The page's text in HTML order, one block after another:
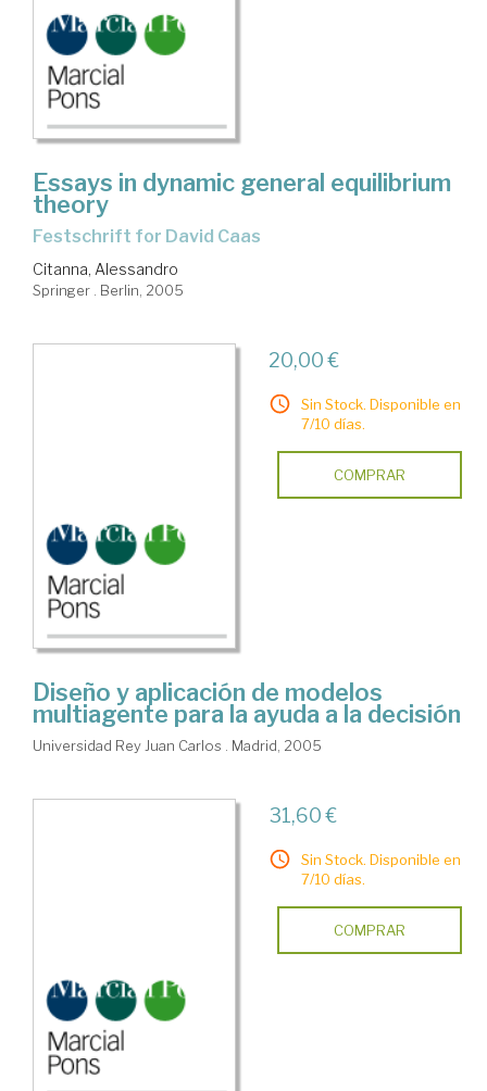
Essays in dynamic general equilibrium
theory
festschrift for David Caas
Citanna, Alessandro
Springer . Berlin, 2005
20,00 €
Sin Stock. Disponible en
7/10 días.
COMPRAR
Diseño y aplicación de modelos
multiagente para la ayuda a la decisión
Universidad Rey Juan Carlos . Madrid, 2005
31,60 €
Sin Stock. Disponible en
7/10 días.
COMPRAR